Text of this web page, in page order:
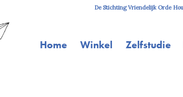
De Stichting Vriendelijk Orde
Home Winkel Zelfstudie